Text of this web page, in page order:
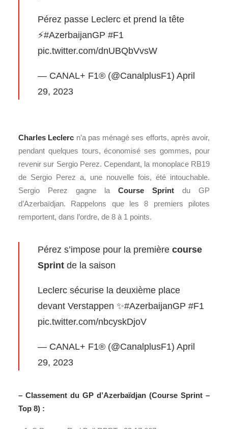
Pérez passe Leclerc et prend la tête
⚡️#AzerbaijanGP #F1
pic.twitter.com/dnUBQbVvsW
— CANAL+ F1® (@CanalplusF1) April
29, 2023
Charles Leclerc n’a pas ménagé ses efforts, après avoir,
pendant quelques tours, économisé ses gommes, pour
revenir sur Sergio Perez. Cependant, la monoplace RB19
de Sergio Perez a, une nouvelle fois, été intouchable.
Sergio Perez gagne la Course Sprint du GP
d’Azerbaïdjan. Rappelons que les 8 premiers pilotes
remportent, dans l’ordre, de 8 à 1 points.
Pérez s’impose pour la première course
Sprint de la saison
Leclerc sécurise la deuxième place
devant Verstappen ✨#AzerbaijanGP #F1
pic.twitter.com/nbcyskDjoV
— CANAL+ F1® (@CanalplusF1) April
29, 2023
– Classement du GP d’Azerbaïdjan (Course Sprint –
Top 8) :